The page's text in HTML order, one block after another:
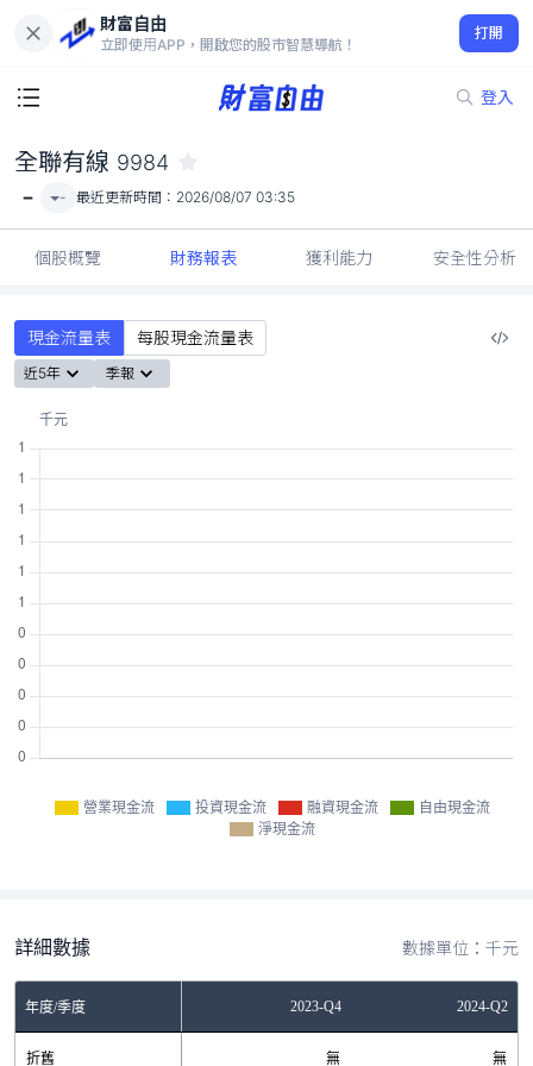
財富自由
立即使用APP，開啟您的股市智慧導航！
打開
登入
-
全聯有線 9984
- - 最近更新時間： 2026/08/07 03:35
個股概覽 財務報表 獲利能力 安全性分析
現金流量表 每股現金流量表
近5年 季報
營業現金流 投資現金流 融資現金流
自由現金流
淨現金流
詳細數據 數據單位：千元
年度/季度 2023-Q4 2024-Q2
折舊 無 無